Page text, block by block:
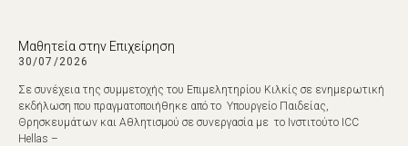
Μαθητεία στην Επιχείρηση
30/07/2026
Σε συνέχεια της συμμετοχής του Επιμελητηρίου Κιλκίς σε ενημερωτική
εκδήλωση που πραγματοποιήθηκε από το Υπουργείο Παιδείας,
Θρησκευμάτων και Αθλητισμού σε συνεργασία με το Ινστιτούτο ICC
Hellas –